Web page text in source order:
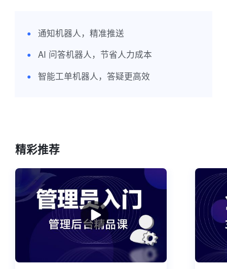
● 通知机器人，精准推送
● AI 问答机器人，节省人力成本
● 智能工单机器人，答疑更高效
精彩推荐